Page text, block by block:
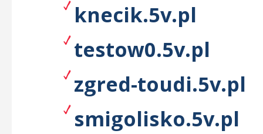
knecik.5v.pl
testow0.5v.pl
zgred-toudi.5v.pl
smigolisko.5v.pl